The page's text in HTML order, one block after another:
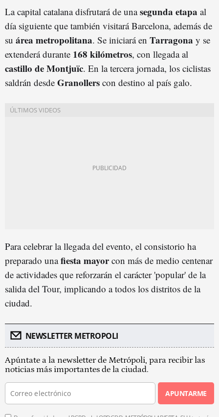
La capital catalana disfrutará de unasegunda etapa al
día siguiente que también visitará Barcelona, además de
su área metropolitana. Se iniciará en Tarragona y se
extenderá durante 168 kilómetros, con llegada al
castillo de Montjuïc. En la tercera jornada, los ciclistas
saldrán desde Granollers con destino al país galo.
Para celebrar la llegada del evento, el consistorio ha
preparado unafiesta mayorcon más de medio centenar
de actividades que reforzarán el carácter 'popular' de la
salida del Tour, implicando a todos los distritos de la
ciudad.
NEWSLETTER METROPOLI
Apúntate a la newsletter de Metrópoli, para recibir las
noticias más importantes de la ciudad.
APUNTARME